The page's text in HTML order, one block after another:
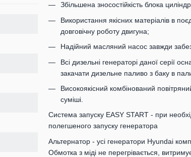
Збільшена зносостійкість блока
Використання якісних матеріалів в
довговічну роботу двигуна;
Надійний масляний насос завжди
Всі дизельні генераторі даної серії
закачати дизельне паливо з баку в
Високоякісний комбінований
суміші.
Система запуску EASY START - при
полегшеного запуску генератора
Альтернатор - усі генератори Hyundai
Обмотка з міді не перегрівається,